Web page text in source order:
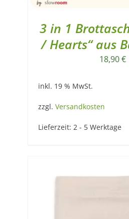
3 in 1
/ Hearts“ aus
18,90€
inkl. 19 % MwSt.
zzgl. Versandkosten
Lieferzeit: 2 - 5 Werktage